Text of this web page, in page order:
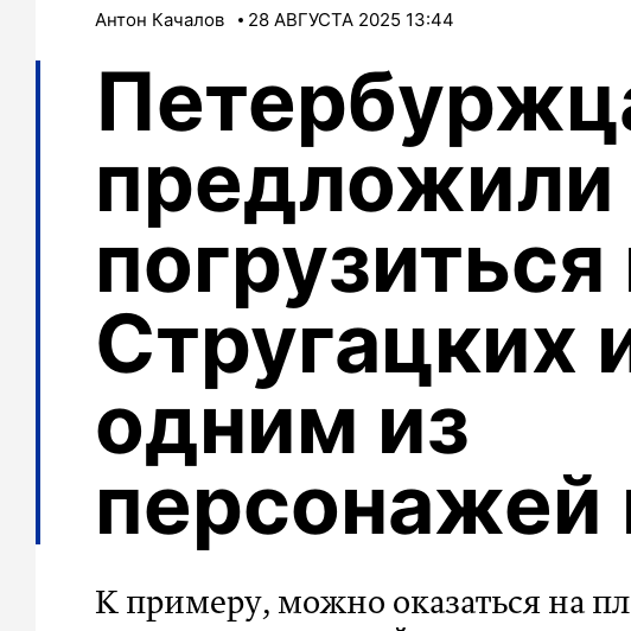
Антон Качалов 28 АВГУСТА 2025 13:44
предложили
Стругацких
одним из
персонажей
К примеру, можно оказаться на